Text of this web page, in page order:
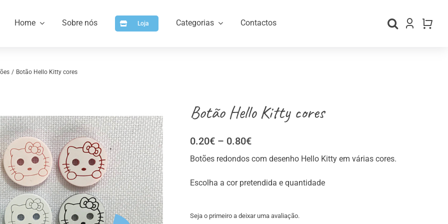
Home Sobre nós Loja Categorias
Artigos para Personalizar
Contactos
Botão Hello Kitty cores
Botão Hello Kitty cores
0.20€ – 0.80€Price
range:
0.20€
through
0.80€
Botões redondos com desenho Hello Kitty em várias cores.
Escolha a cor pretendida e quantidade
Seja o primeiro a deixar uma avaliação.